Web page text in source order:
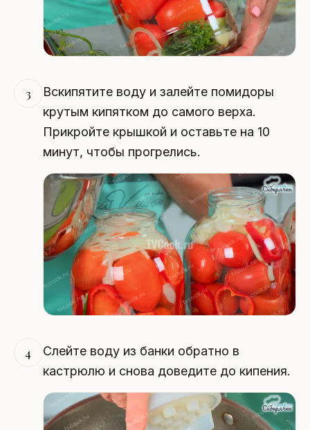
3
Вскипятите воду и залейте помидоры
крутым кипятком до самого верха.
Прикройте крышкой и оставьте на 10
минут, чтобы прогрелись.
4
Слейте воду из банки обратно в
кастрюлю и снова доведите до кипения.